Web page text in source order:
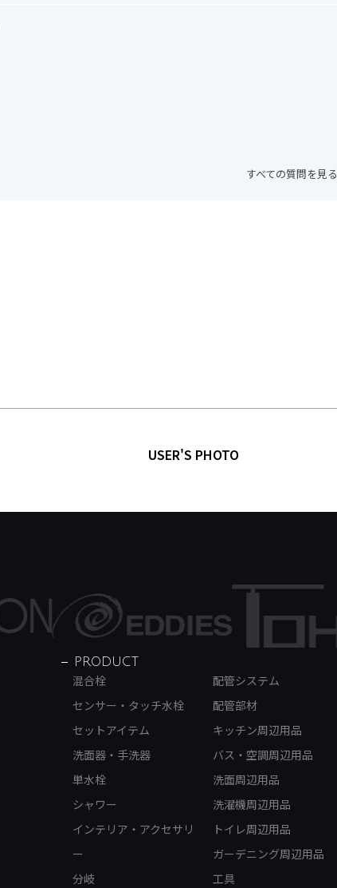
すべての質問を見る
USER'S PHOTO
PRODUCT
混合栓
センサー・タッチ水栓
セットアイテム
洗面器・手洗器
単水栓
シャワー
インテリア・アクセサリ
ー
分岐
配管システム
配管部材
キッチン周辺用品
バス・空調周辺用品
洗面周辺用品
洗濯機周辺用品
トイレ周辺用品
ガーデニング周辺用品
工具